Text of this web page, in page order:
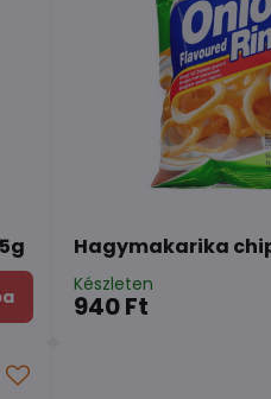
Hagymakarika
Készleten
940 Ft